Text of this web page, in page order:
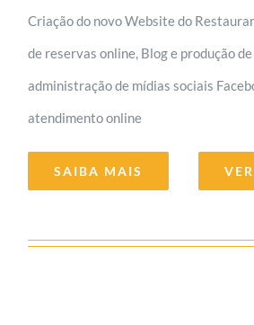
Criação do novo Website do
de reservas online, Blog e produção
administração de mídias sociais
atendimento online
SAIBA MAIS